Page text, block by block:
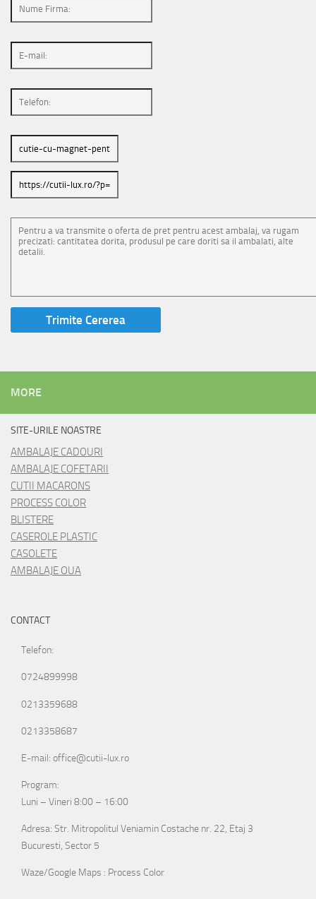
MORE
SITE-URILE NOASTRE
AMBALAJE CADOURI
AMBALAJE COFETARII
CUTII MACARONS
PROCESS COLOR
BLISTERE
CASEROLE PLASTIC
CASOLETE
AMBALAJE OUA
CONTACT
Telefon:
0724899998
0213359688
0213358687
E-mail: office@cutii-lux.ro
Program:
Luni – Vineri 8:00 – 16:00
Adresa: Str. Mitropolitul Veniamin Costache nr. 22, Etaj 3
Bucuresti, Sector 5
Waze/Google Maps : Process Color